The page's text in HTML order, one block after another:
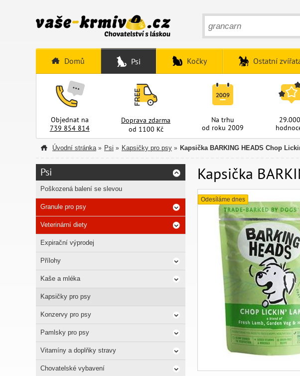
Domů Psi Kočky Ostatní
Objednat na
739 854 814
Doprava zdarma
od 1100 Kč
Na trhu
od roku 2009
Úvodní stránka » Psi » Kapsičky pro psy » Kapsička BARKING HEADS Chop
Kapsička
Odesíláme dnes
Psi
Poškozená balení se slevou
Granule pro psy
Veterinární diety
Expirační výprodej
Přílohy
Kaše a mléka
Kapsičky pro psy
Konzervy pro psy
Pamlsky pro psy
Vitamíny a doplňky stravy
Chovatelské vybavení